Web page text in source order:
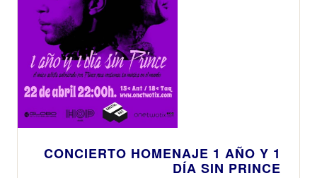
CONCIERTO HOMENAJE 1 AÑO Y 1
DÍA SIN PRINCE